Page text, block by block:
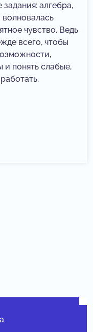
алгебра,
волновалась
чувство. Ведь
всего, чтобы
и понять слабые,